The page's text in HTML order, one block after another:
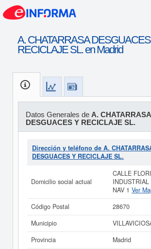
A. CHATARRASA
RECICLAJE SL. en Madrid
Datos Generales de A. CHATARRASA
DESGUACES Y RECICLAJE SL.
Dirección y teléfono de A.
DESGUACES Y RECICLAJE SL.
Domicilio social actual
CALLE
NAV 1 Ver
Código Postal
28670
Municipio
Provincia
Madrid